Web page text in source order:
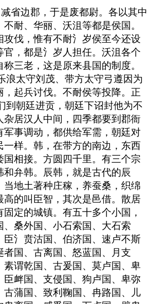
省边郡，于是废都尉。各以其中
耐、华丽、沃沮等都是侯国。
攻伐，惟有不耐氵岁侯至今还设
官，都是氵岁人担任。沃沮各个
三老，这是原来县国的制度。
浪太守刘茂、带方太守弓遵因为
，起兵讨伐。不耐侯等投降。正
到朝廷进贡，朝廷下诏封他为不
杂居汉人中间，四季都要到郡衙
军事调动，都供给军需，朝廷对
一样。韩，在带方的南边，东西
国相接。方圆四千里。有三个宗
和弁韩。辰韩，就是古代的辰
当地土著种庄稼，养蚕桑，织绵
高的叫臣智，其次是邑借。散居
定的城镇。有五十多个小国，
、桑外国、小石索国、大石索
臣氵贲沽国、伯济国、速卢不斯
者国、古离国、怒蓝国、月支
素谓乾国、古爰国、莫卢国、卑
臣衅国、支侵国、狗卢国、卑弥
古蒲国、致利鞠国、冉路国、儿